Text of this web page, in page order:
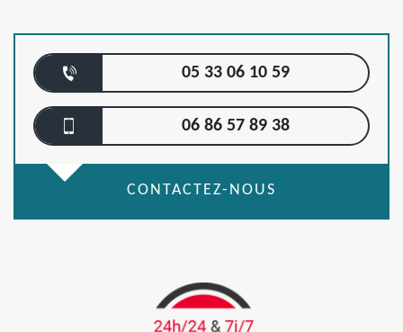
05 33 06 10 59
06 86 57 89 38
CONTACTEZ-NOUS